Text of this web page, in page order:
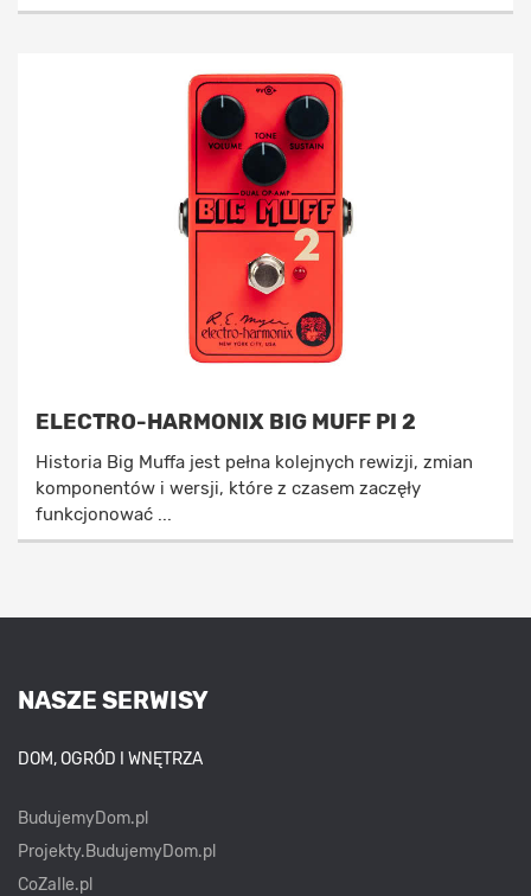
ELECTRO-HARMONIX BIG MUFF PI 2
Historia Big Muffa jest pełna kolejnych rewizji, zmian
komponentów i wersji, które z czasem zaczęły
funkcjonować ...
NASZE SERWISY
DOM, OGRÓD I WNĘTRZA
BudujemyDom.pl
Projekty.BudujemyDom.pl
CoZaIle.pl